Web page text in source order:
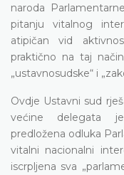
naroda
pitanju vitalnog
atipičan vid
praktično na taj
„ustavnosudske“ i
Ovdje Ustavni sud
većine delegata
predložena odluka
vitalni nacionalni
iscrpljena sva